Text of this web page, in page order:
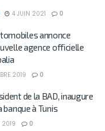
4 JUIN 2021 0
annonce
agence officielle
2019 0
de la BAD, inaugure
à Tunis
0